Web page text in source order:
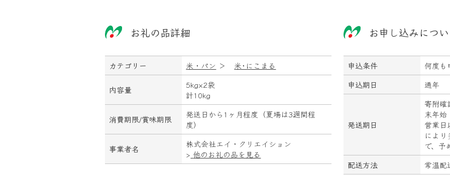
お礼の品詳細
カテゴリー 米・パン ＞ 米･にこまる
内容量
5kg×2袋
計10kg
消費期限/賞味期限
発送日から1ヶ月程度（夏場は3週間程
度）
事業者名
株式会社エイ・クリエイション
> 他のお礼の品を見る
お申し込みにつ
申込条件
何度も
申込期日
通年
発送期日
寄附確
末年
営業
によ
で、予
配送方法
常温配